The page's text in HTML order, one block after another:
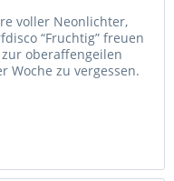
voller Neonlichter,
“Fruchtig” freuen
oberaffengeilen
Woche zu vergessen.